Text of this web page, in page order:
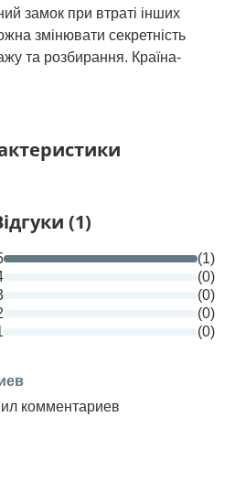
замок при втраті інших
змінювати секретність
та розбирання. Країна-
(1)
(1)
(0)
(0)
(0)
(0)
комментариев